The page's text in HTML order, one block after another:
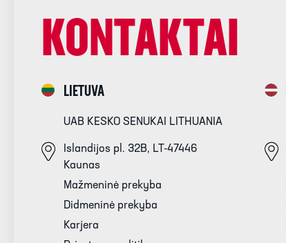
KONTAKTAI
LIETUVA
UAB KESKO SENUKAI LITHUANIA
Islandijos pl. 32B, LT-47446
Kaunas
Mažmeninė prekyba
Didmeninė prekyba
Karjera